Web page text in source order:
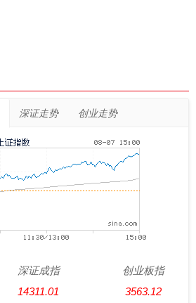
深证走势 创业走势
深证成指
14311.01
创业板指
3563.12